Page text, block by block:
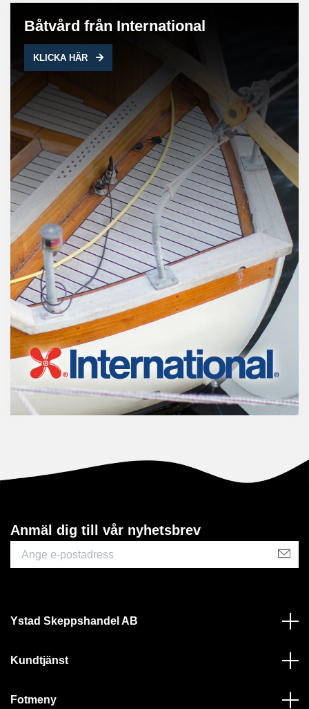
Båtvård från International
KLICKA HÄR
Anmäl dig till vår nyhetsbrev
Ystad Skeppshandel AB
Kundtjänst
Fotmeny